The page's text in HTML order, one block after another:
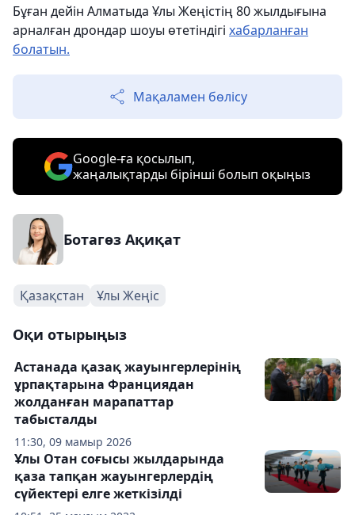
Бұған дейін Алматыда Ұлы Жеңістің 80 жылдығына
арналған дрондар шоуы өтетіндігі хабарланған
болатын.
Мақаламен бөлісу
Google-ға қосылып,
жаңалықтарды бірінші болып оқыңыз
Ботагөз Ақиқат
Қазақстан Ұлы Жеңіс
Оқи отырыңыз
11:30, 09 мамыр 2026
Астанада қазақ жауынгерлерінің
ұрпақтарына Франциядан
жолданған марапаттар
табысталды
Ұлы Отан соғысы жылдарында
қаза тапқан жауынгерлердің
сүйектері елге жеткізілді